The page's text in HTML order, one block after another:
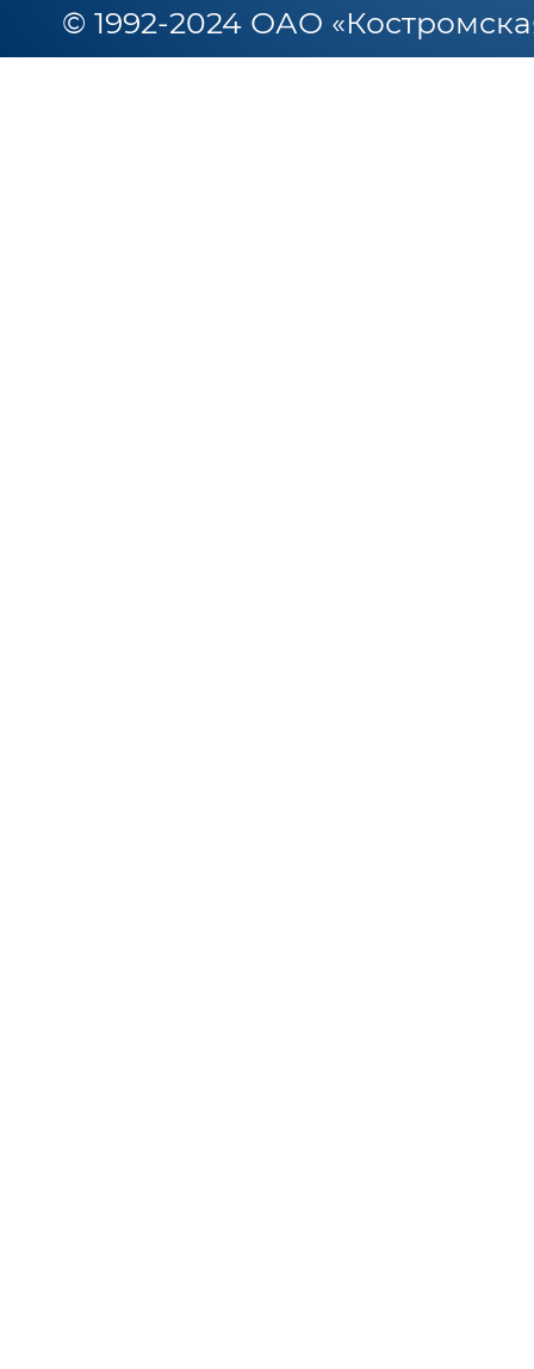
© 1992-2024 ОАО